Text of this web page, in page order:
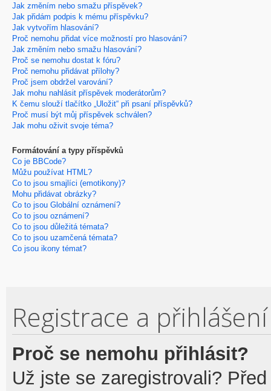
Jak změním nebo smažu příspěvek?
Jak přidám podpis k mému příspěvku?
Jak vytvořím hlasování?
Proč nemohu přidat více možností pro hlasování?
Jak změním nebo smažu hlasování?
Proč se nemohu dostat k fóru?
Proč nemohu přidávat přílohy?
Proč jsem obdržel varování?
Jak mohu nahlásit příspěvek moderátorům?
K čemu slouží tlačítko „Uložit“ při psaní příspěvků?
Proč musí být můj příspěvek schválen?
Jak mohu oživit svoje téma?
Formátování a typy příspěvků
Co je BBCode?
Můžu používat HTML?
Co to jsou smajlíci (emotikony)?
Mohu přidávat obrázky?
Co to jsou Globální oznámení?
Co to jsou oznámení?
Co to jsou důležitá témata?
Co to jsou uzamčená témata?
Co jsou ikony témat?
Registrace a přihlášení
Proč se nemohu přihlásit?
Už jste se zaregistrovali?